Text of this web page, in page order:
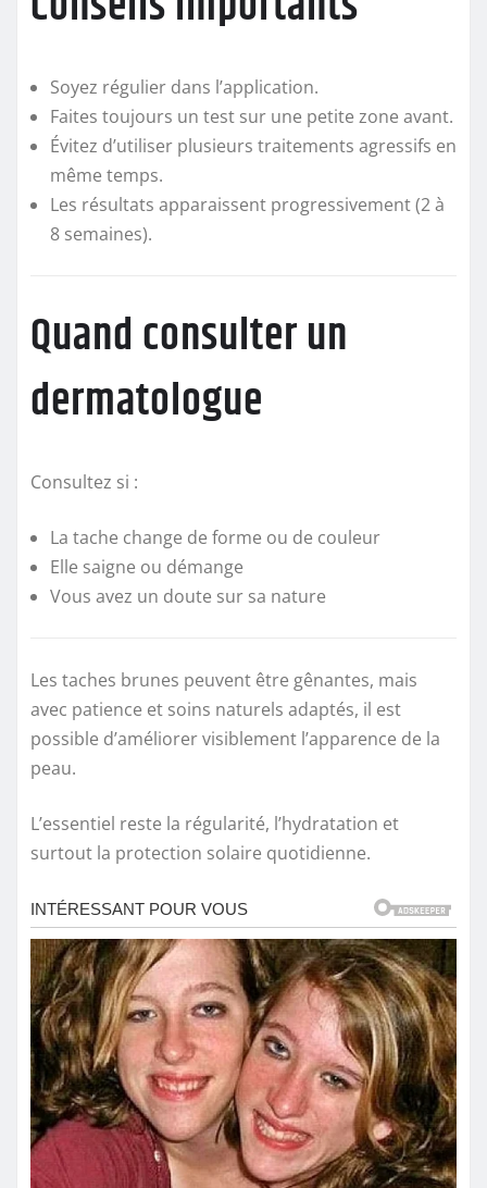
Soyez régulier dans l’application.
Faites toujours un test sur une petite zone avant.
Évitez d’utiliser plusieurs traitements agressifs en
même temps.
Les résultats apparaissent progressivement (2 à
8 semaines).
Quand consulter un
dermatologue
Consultez si :
La tache change de forme ou de couleur
Elle saigne ou démange
Vous avez un doute sur sa nature
Les taches brunes peuvent être gênantes, mais
avec patience et soins naturels adaptés, il est
possible d’améliorer visiblement l’apparence de la
peau.
L’essentiel reste la régularité, l’hydratation et
surtout la protection solaire quotidienne.